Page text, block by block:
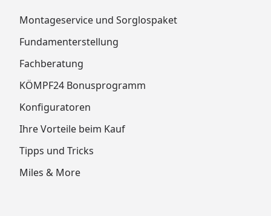
Montageservice und Sorglospaket
Fundamenterstellung
Fachberatung
KÖMPF24 Bonusprogramm
Konfiguratoren
Ihre Vorteile beim Kauf
Tipps und Tricks
Miles & More